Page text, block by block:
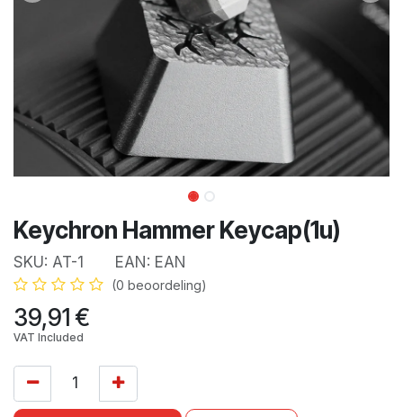
Keychron Hammer Keycap(1u)
SKU: AT-1 EAN: EAN
(0 beoordeling)
39,91€
VAT Included